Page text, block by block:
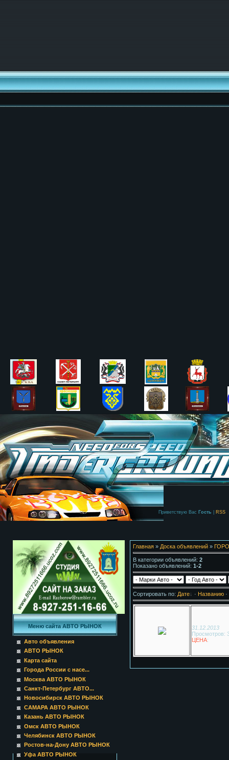
Приветствую Вас Гость RSS
Меню сайта АВТО РЫНОК
Авто объявления
АВТО РЫНОК
Карта сайта
Города России с насе...
Москва АВТО РЫНОК
Санкт-Петербург АВТО...
Новосибирск АВТО РЫНОК
САМАРА АВТО РЫНОК
Казань АВТО РЫНОК
Омск АВТО РЫНОК
Челябинск АВТО РЫНОК
Ростов-на-Дону АВТО РЫНОК
Уфа АВТО РЫНОК
Главная» Доска объявлений»
В категории объявлений: 2
Показано объявлений: 1-2
Сортировать по: Дате · Названию·
31.12.2013
Просмотров:
ЦЕНА: